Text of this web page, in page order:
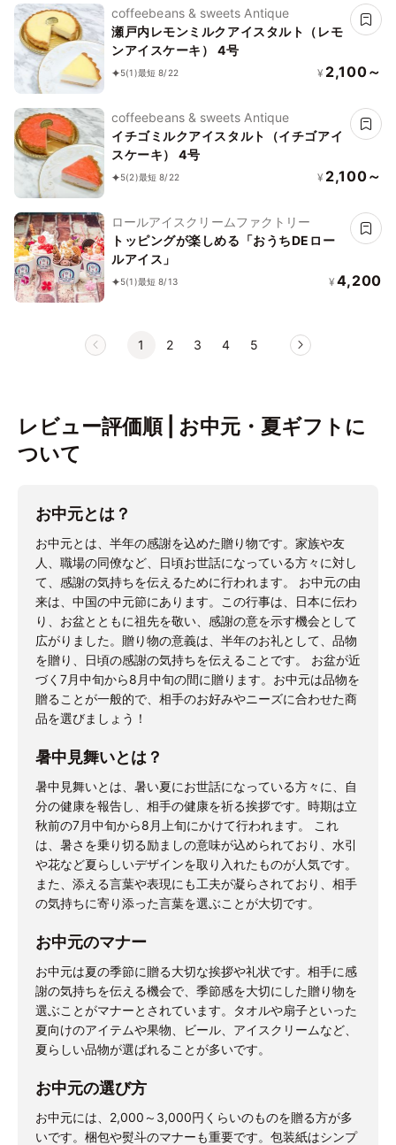
coffeebeans & sweets Antique
瀬戸内レモンミルクアイスタルト（レモ
ンアイスケーキ） 4号
5(1)最短 8/22 ¥ 2,100～
coffeebeans & sweets Antique
イチゴミルクアイスタルト（イチゴアイ
スケーキ） 4号
5(2)最短 8/22 ¥ 2,100～
ロールアイスクリームファクトリー
トッピングが楽しめる「おうちDEロー
ルアイス」
5(1)最短 8/13 ¥ 4,200
1 2 3 4 5
レビュー評価順 | お中元・夏ギフトに
ついて
お中元とは？
お中元とは、半年の感謝を込めた贈り物です。家族や友
人、職場の同僚など、日頃お世話になっている方々に対し
て、感謝の気持ちを伝えるために行われます。 お中元の由
来は、中国の中元節にあります。この行事は、日本に伝わ
り、お盆とともに祖先を敬い、感謝の意を示す機会として
広がりました。贈り物の意義は、半年のお礼として、品物
を贈り、日頃の感謝の気持ちを伝えることです。 お盆が近
づく7月中旬から8月中旬の間に贈ります。お中元は品物を
贈ることが一般的で、相手のお好みやニーズに合わせた商
品を選びましょう！
暑中見舞いとは？
暑中見舞いとは、暑い夏にお世話になっている方々に、自
分の健康を報告し、相手の健康を祈る挨拶です。時期は立
秋前の7月中旬から8月上旬にかけて行われます。 これ
は、暑さを乗り切る励ましの意味が込められており、水引
や花など夏らしいデザインを取り入れたものが人気です。
また、添える言葉や表現にも工夫が凝らされており、相手
の気持ちに寄り添った言葉を選ぶことが大切です。
お中元のマナー
お中元は夏の季節に贈る大切な挨拶や礼状です。相手に感
謝の気持ちを伝える機会で、季節感を大切にした贈り物を
選ぶことがマナーとされています。タオルや扇子といった
夏向けのアイテムや果物、ビール、アイスクリームなど、
夏らしい品物が選ばれることが多いです。
お中元の選び方
お中元には、2,000～3,000円くらいのものを贈る方が多
いです。梱包や熨斗のマナーも重要です。包装紙はシンプ